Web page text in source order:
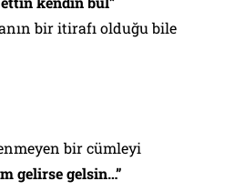
bir itirafı olduğu bile
bir cümleyi
gelirse gelsin…”